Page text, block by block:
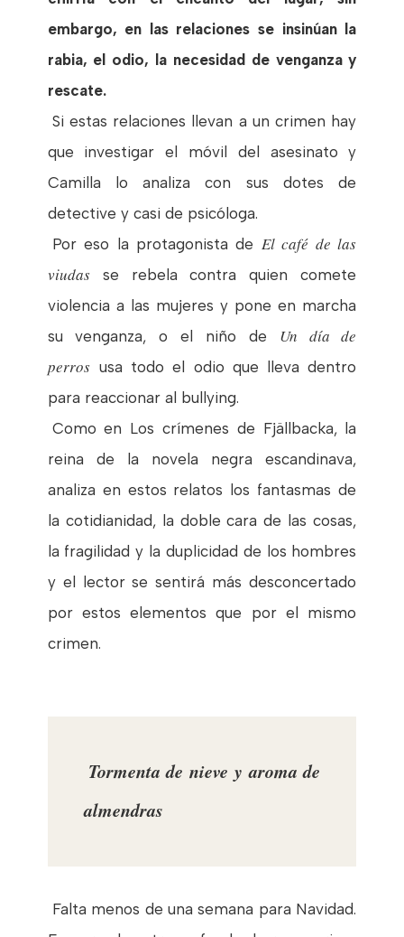
embargo, en las relaciones se insinúan la
rabia, el odio, la necesidad de venganza y
rescate.
Si estas relaciones llevan a un crimen hay
que investigar el móvil del asesinato y
Camilla lo analiza con sus dotes de
detective y casi de psicóloga.
Por eso la protagonista de El café de las
viudasse rebela contra quien comete
violencia a las mujeres y pone en marcha
su venganza, o el niño de Un día de
perros usa todo el odio que lleva dentro
para reaccionar al bullying.
Como en Los crímenes de Fjällbacka, la
reina de la novela negra escandinava,
analiza en estos relatos los fantasmas de
la cotidianidad, la doble cara de las cosas,
la fragilidad y la duplicidad de los hombres
y el lector se sentirá más desconcertado
por estos elementos que por el mismo
crimen.
Tormenta de nieve y aroma de
almendras
Falta menos de una semana para Navidad.